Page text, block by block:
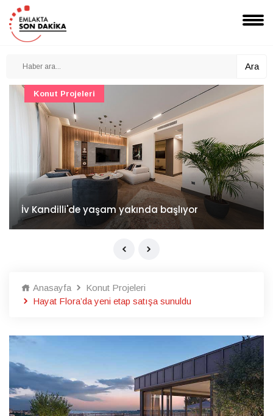
Ara
İv Kandilli'de yaşam yakında başlıyor
Konut Projeleri
Anasayfa
Konut Projeleri
Hayat Flora’da yeni etap satışa sunuldu